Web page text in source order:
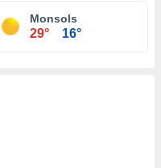
Monsols
29° 16°